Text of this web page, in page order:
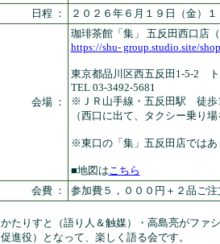
日程 ：
２０２６年６月１９日（金）
会場 ：
珈琲茶館「集」 五反田西口店
https://shu- group.studio.site/
東京都品川区西五反田1-5-2
TEL 03-3492-5681
※ＪＲ山手線・五反田駅 徒歩
（西口に出て、タクシー乗り
※東口の「集」五反田店では
■地図はこちら
会費 ：
参加費５，０００円＋２品ご
かたりすと（語り人＆触媒）・高島亮がファ
促進役）となって、楽しく語る会です。